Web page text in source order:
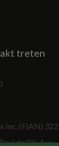
treten
Inc. (FIAN) 322
de l’Ile Aux